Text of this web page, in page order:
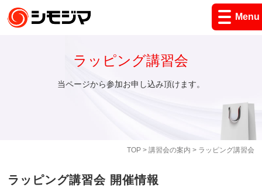
Menu
TOP> 講習会の案内 > ラッピング講習会
ラッピング講習会
当ページから参加お申し込み頂けます。
ラッピング講習会 開催情報